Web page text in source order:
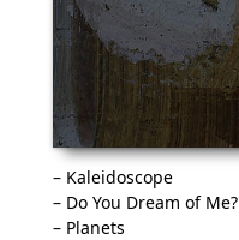
– Kaleidoscope
– Do You Dream of Me?
– Planets